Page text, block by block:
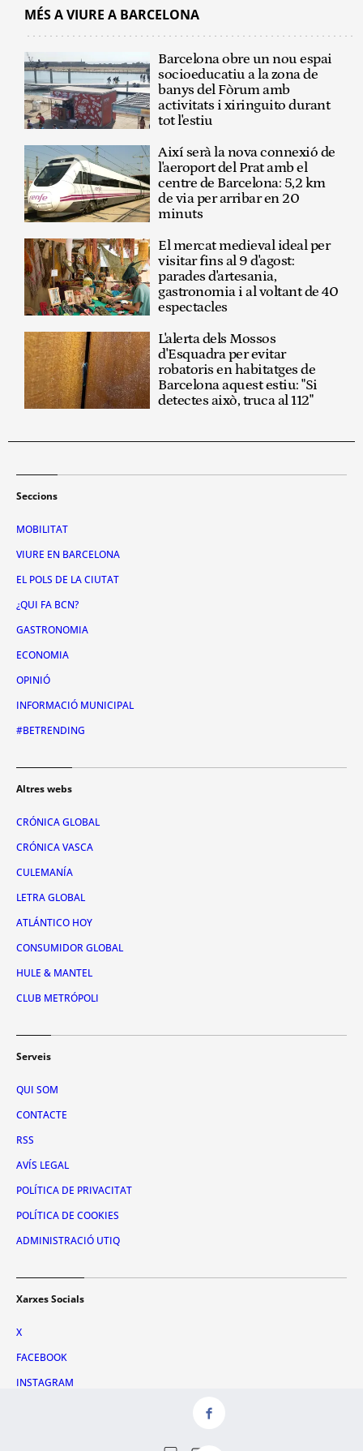
MÉS A VIURE A BARCELONA
Barcelona obre un nou espai
socioeducatiu a la zona de
banys del Fòrum amb
activitats i xiringuito durant
tot l'estiu
Així serà la nova connexió de
l'aeroport del Prat amb el
centre de Barcelona: 5,2 km
de via per arribar en 20
minuts
El mercat medieval ideal per
visitar fins al 9 d'agost:
parades d'artesania,
gastronomia i al voltant de 40
espectacles
L'alerta dels Mossos
d'Esquadra per evitar
robatoris en habitatges de
Barcelona aquest estiu: "Si
detectes això, truca al 112"
Seccions
MOBILITAT
VIURE EN BARCELONA
EL POLS DE LA CIUTAT
¿QUI FA BCN?
GASTRONOMIA
ECONOMIA
OPINIÓ
INFORMACIÓ MUNICIPAL
#BETRENDING
Altres webs
CRÓNICA GLOBAL
CRÓNICA VASCA
CULEMANÍA
LETRA GLOBAL
ATLÁNTICO HOY
CONSUMIDOR GLOBAL
HULE & MANTEL
CLUB METRÓPOLI
Serveis
QUI SOM
CONTACTE
RSS
AVÍS LEGAL
POLÍTICA DE PRIVACITAT
POLÍTICA DE COOKIES
ADMINISTRACIÓ UTIQ
Xarxes Socials
X
FACEBOOK
INSTAGRAM